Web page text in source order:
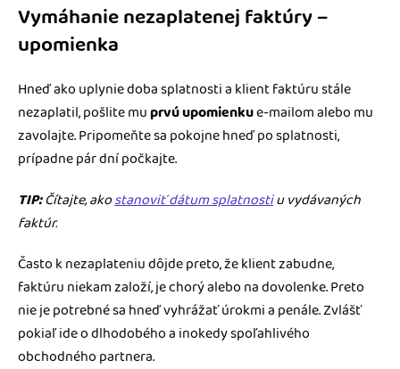
Vymáhanie nezaplatenej faktúry –
upomienka
Hneď ako uplynie doba splatnosti a klient faktúru stále
nezaplatil, pošlite muprvú upomienkue-mailom alebo mu
zavolajte. Pripomeňte sa pokojne hneď po splatnosti,
prípadne pár dní počkajte.
TIP:Čítajte, akostanoviť dátum splatnostiu vydávaných
faktúr.
Často k nezaplateniu dôjde preto, že klient zabudne,
faktúru niekam založí, je chorý alebo na dovolenke. Preto
nie je potrebné sa hneď vyhrážať úrokmi a penále. Zvlášť
pokiaľ ide o dlhodobého a inokedy spoľahlivého
obchodného partnera.